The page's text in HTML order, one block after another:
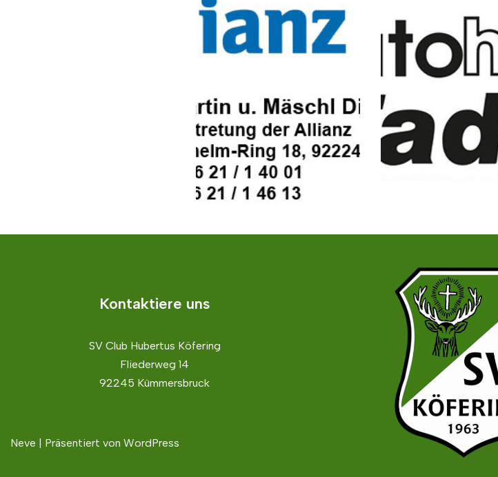
Kontaktiere uns
SV Club Hubertus Köfering
Fliederweg 14
92245 Kümmersbruck
Neve | Präsentiert von WordPress